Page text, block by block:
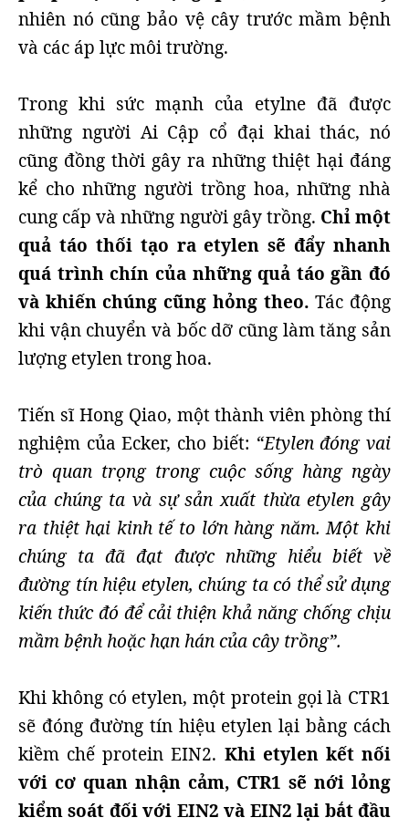
nhiên nó cũng bảo vệ cây trước mầm bệnh
và các áp lực môi trường.
Trong khi sức mạnh của etylne đã được
những người Ai Cập cổ đại khai thác, nó
cũng đồng thời gây ra những thiệt hại đáng
kể cho những người trồng hoa, những nhà
cung cấp và những người gây trồng. Chỉ một
quả táo thối tạo ra etylen sẽ đẩy nhanh
quá trình chín của những quả táo gần đó
và khiến chúng cũng hỏng theo.Tác động
khi vận chuyển và bốc dỡ cũng làm tăng sản
lượng etylen trong hoa.
Tiến sĩ Hong Qiao, một thành viên phòng thí
nghiệm của Ecker, cho biết: “Etylen đóng vai
trò quan trọng trong cuộc sống hàng ngày
của chúng ta và sự sản xuất thừa etylen gây
ra thiệt hại kinh tế to lớn hàng năm. Một khi
chúng ta đã đạt được những hiểu biết về
đường tín hiệu etylen, chúng ta có thể sử dụng
kiến thức đó để cải thiện khả năng chống chịu
mầm bệnh hoặc hạn hán của cây trồng”.
Khi không có etylen, một protein gọi là CTR1
sẽ đóng đường tín hiệu etylen lại bằng cách
kiềm chế protein EIN2. Khi etylen kết nối
với cơ quan nhận cảm, CTR1 sẽ nới lỏng
kiểm soát đối với EIN2 và EIN2 lại bắt đầu